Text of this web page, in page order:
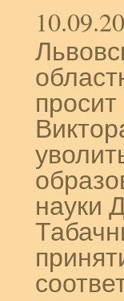
науки